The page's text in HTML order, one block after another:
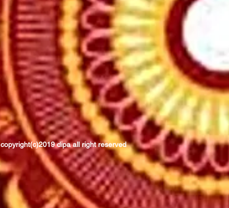
copyright(c)2019 dipaall right reserved